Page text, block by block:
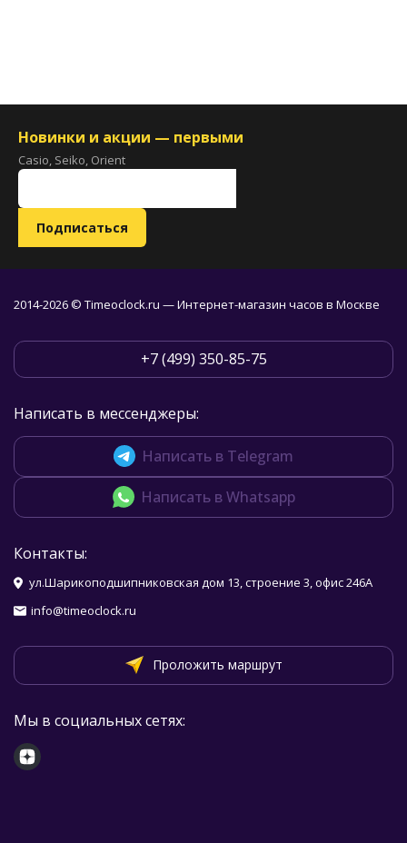
Новинки и акции — первыми
Casio, Seiko, Orient
2014-2026 © Timeoclock.ru — Интернет-магазин часов в Москве
+7 (499) 350-85-75
Написать в мессенджеры:
Написать в Telegram
Написать в Whatsapp
Контакты:
ул.Шарикоподшипниковская дом 13, строение 3, офис 246А
info@timeoclock.ru
Проложить маршрут
Мы в социальных сетях: